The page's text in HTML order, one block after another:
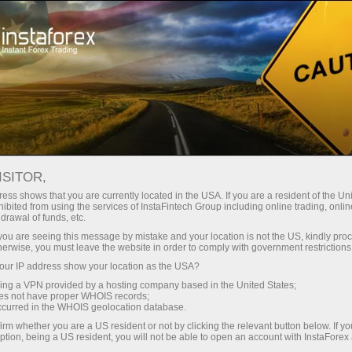
Noticias de la compañía
Noticias De InstaForex
Quieres saber sobre todos los eventos, concursos y
cambios actuales en el horario de ventas de
InstaForex? ¡Entonces Bienvenido a la página de
Noticias, donde se publican materiales sobre lo
más importante, útil e interesante!
shows that you are currently located in the USA. If you are a resident of the
from using the services of InstaFintech Group including online trading,
of funds, etc.
are seeing this message by mistake and your location is not the US, kindly
you must leave the website in order to comply with government
IP address show your location as the USA?
a VPN provided by a hosting company based in the United States;
not have proper WHOIS records;
in the WHOIS geolocation database.
whether you are a US resident or not by clicking the relevant button below. If
being a US resident, you will not be able to open an account with InstaForex